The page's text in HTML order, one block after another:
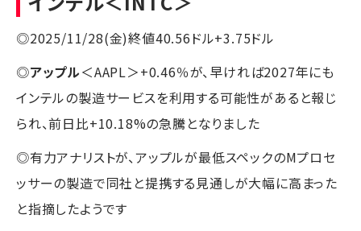
◎2025/11/28(金)終値40.56ドル+3.75ドル
◎アップル＜AAPL＞+0.46％が、早ければ2027年にも
インテルの製造サービスを利用する可能性があると報じ
られ、前日比+10.18%の急騰となりました
◎有力アナリストが、アップルが最低スペックのMプロセ
ッサーの製造で同社と提携する見通しが大幅に高まった
と指摘したようです